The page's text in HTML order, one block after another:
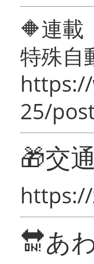
🔶連
特殊自
25/
🎁交
🔛あ